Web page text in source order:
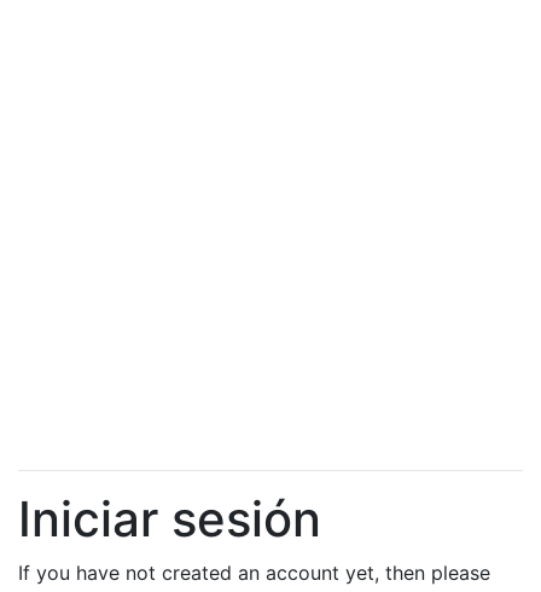
Iniciar sesión
If you have not created an account yet, then please